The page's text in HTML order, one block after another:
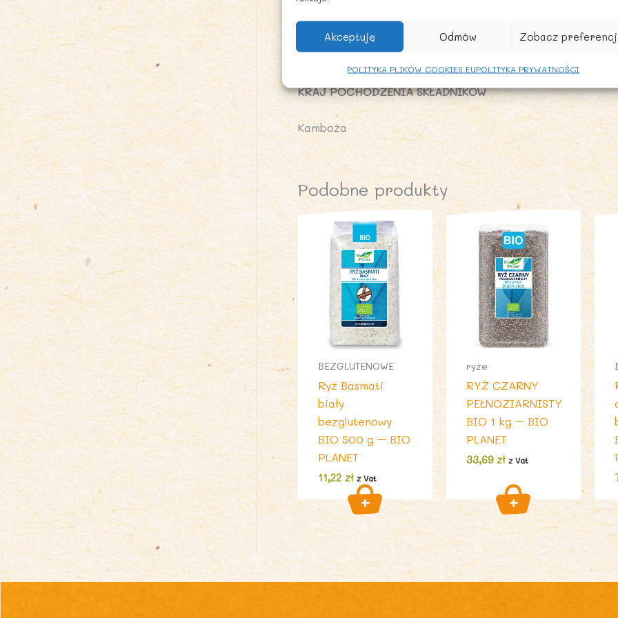
Akceptuję Odmów Zobacz
POLITYKA PLIKÓW COOKIES EUPOLITYKA PRYWATNOŚCI
ZALECANE WARUNKI PRZECHOWYWANIA
Przechowywać w suchym i chłodnym miejscu.
KRAJ POCHODZENIA SKŁADNIKÓW
Kamboża
Podobne produkty
BEZGLUTENOWE
Ryż Basmati
biały
bezglutenowy
BIO 500 g – BIO
PLANET
11,22zł z Vat
ryże
RYŻ CZARNY
PEŁNOZIARNISTY
BIO 1 kg – BIO
PLANET
33,69 zł z Vat